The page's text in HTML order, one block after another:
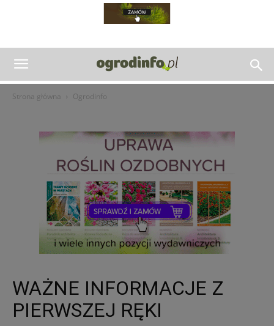
Strona główna Ogrodinfo
WAŻNE INFORMACJE Z
PIERWSZEJ RĘKI